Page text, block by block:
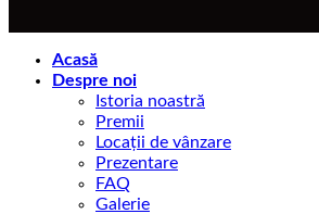
Acasă
Despre noi
Istoria noastră
Premii
Locații de vânzare
Prezentare
FAQ
Galerie